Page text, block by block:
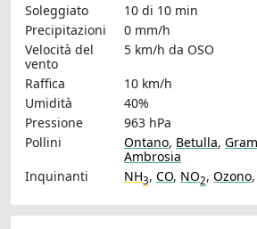
Soleggiato
10 di 10 min
Precipitazioni
0 mm/h
Velocità del
vento
5 km/h da OSO
Raffica
10 km/h
Umidità
40%
Pressione
963 hPa
Pollini
Ontano, Betulla,
Ambrosia
Inquinanti
NH3, CO, NO2, Ozono,